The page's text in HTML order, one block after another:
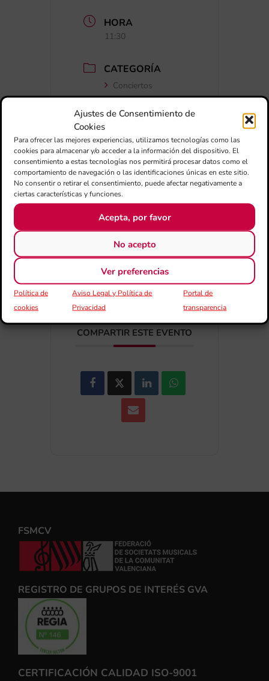
Ajustes de Consentimiento de
Cookies
Para ofrecer las mejores experiencias, utilizamos tecnologías como las
cookies para almacenar y/o acceder a la información del dispositivo. El
consentimiento a estas tecnologías nos permitirá procesar datos como el
comportamiento de navegación o las identificaciones únicas en este sitio.
No consentir o retirar el consentimiento, puede afectar negativamente a
ciertas características y funciones.
Acepta, por favor
No acepto
Ver preferencias
Política de
cookies
Aviso Legal y Política de
Privacidad
Portal de
transparencia
HORA
11:30
CATEGORÍA
Conciertos
+ Añadir a Google Calendar
+ exportación iCal / Outlook
COMPARTIR ESTE EVENTO
FSMCV
REGISTRO DE GRUPOS DE INTERÉS GVA
CERTIFICACIÓN CALIDAD ISO-9001